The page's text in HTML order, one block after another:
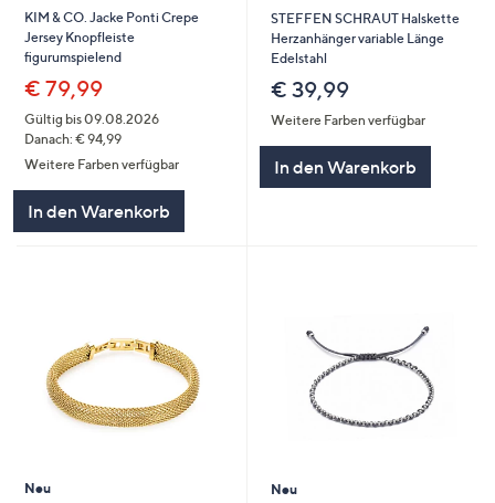
KIM & CO. Jacke Ponti Crepe
Jersey Knopfleiste
figurumspielend
€ 79,99
Gültig bis 09.08.2026
Danach: € 94,99
Weitere Farben verfügbar
In den Warenkorb
STEFFEN SCHRAUT Halskette
Herzanhänger variable Länge
Edelstahl
€ 39,99
Weitere Farben verfügbar
In den Warenkorb
Neu
Neu